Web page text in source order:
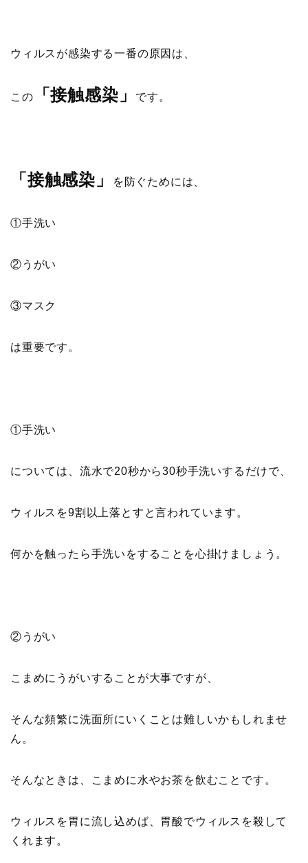
ウィルスが感染する一番の原因は、
この 「接触感染」 です。
「接触感染」 を防ぐためには、
①手洗い
②うがい
③マスク
は重要です。
①手洗い
については、流水で20秒から30秒手洗いするだけで、
ウィルスを9割以上落とすと言われています。
何かを触ったら手洗いをすることを心掛けましょう。
②うがい
こまめにうがいすることが大事ですが、
そんな頻繁に洗面所にいくことは難しいかもしれませ
ん。
そんなときは、こまめに水やお茶を飲むことです。
ウィルスを胃に流し込めば、胃酸でウィルスを殺して
くれます。